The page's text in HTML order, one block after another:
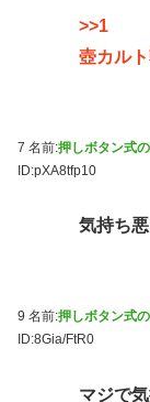
>>1
壺カル
7 名前:押しボタン式
ID:pXA8tfp10
気持ち
9 名前:押しボタン式
ID:8Gia/FtR0
マジで